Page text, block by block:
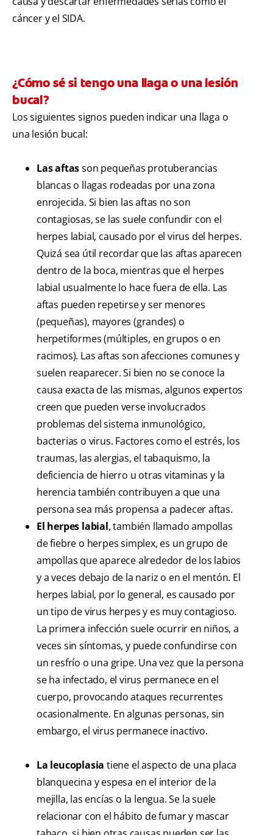
cáncer y el SIDA.
¿Cómo sé si tengo una llaga o una lesión
bucal?
Los siguientes signos pueden indicar una llaga o
una lesión bucal:
Las aftasson pequeñas protuberancias
blancas o llagas rodeadas por una zona
enrojecida. Si bien las aftas no son
contagiosas, se las suele confundir con el
herpes labial, causado por el virus del herpes.
Quizá sea útil recordar que las aftas aparecen
dentro de la boca, mientras que el herpes
labial usualmente lo hace fuera de ella. Las
aftas pueden repetirse y ser menores
(pequeñas), mayores (grandes) o
herpetiformes (múltiples, en grupos o en
racimos). Las aftas son afecciones comunes y
suelen reaparecer. Si bien no se conoce la
causa exacta de las mismas, algunos expertos
creen que pueden verse involucrados
problemas del sistema inmunológico,
bacterias o virus. Factores como el estrés, los
traumas, las alergias, el tabaquismo, la
deficiencia de hierro u otras vitaminas y la
herencia también contribuyen a que una
persona sea más propensa a padecer aftas.
El herpes labial, también llamado ampollas
de fiebre o herpes simplex, es un grupo de
ampollas que aparece alrededor de los labios
y a veces debajo de la nariz o en el mentón. El
herpes labial, por lo general, es causado por
un tipo de virus herpes y es muy contagioso.
La primera infección suele ocurrir en niños, a
veces sin síntomas, y puede confundirse con
un resfrío o una gripe. Una vez que la persona
se ha infectado, el virus permanece en el
cuerpo, provocando ataques recurrentes
ocasionalmente. En algunas personas, sin
embargo, el virus permanece inactivo.
La leucoplasia tiene el aspecto de una placa
blanquecina y espesa en el interior de la
mejilla, las encías o la lengua. Se la suele
relacionar con el hábito de fumar y mascar